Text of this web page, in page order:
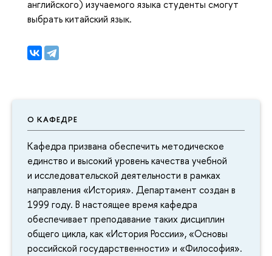
О КАФЕДРЕ
Кафедра призвана обеспечить методическое
единство и высокий уровень качества учебной
и исследовательской деятельности в рамках
направления «История». Департамент создан в
1999 году. В настоящее время кафедра
обеспечивает преподавание таких дисциплин
общего цикла, как «История России», «Основы
российской государственности» и «Философия».
английского) изучаемого языка студенты смогут
выбрать китайский язык.